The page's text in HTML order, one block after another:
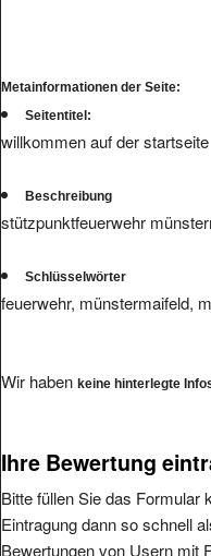
Metainformationen der Seite:
Seitentitel:
willkommen auf der startseite
Beschreibung
stützpunktfeuerwehr
Schlüsselwörter
feuerwehr, münstermaifeld,
Wir haben keine hinterlegte
Ihre Bewertung
Bitte füllen Sie das Formular
Eintragung dann so schnell
Bewertungen von Usern mit